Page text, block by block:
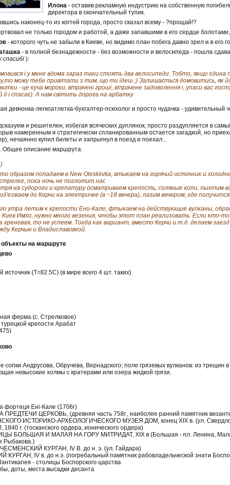
Илона- оставив рекламную индустрию на собственную
директора в окончательный тупик.
наконец-то из когтей города, просто сказал всему - ?прощай!?
не только городом и работой, а даже запавшими в его сердце болотами,
- которого чуть не забыли в Киеве, но видимо план побега давно зрел и в его
- в полной безнадежности - без возможности и велосипеда - пошла
спасибі ):
і у мене вдома зараз таки стоять два велосипеди. Тобто, якщо єдина
можу тебе привітати з тим, що ти їдеш ;) Залишається домовитись, як
- це куча мороки, втрачені гроші, втрачене задоволення і, упаси вас
її і спасає). А нам світить дорога на арбатку
девчонка-легкоатлетка-бухгалтер-психолог и просто чудачка -
и решителен, избегая всяческих дуплянок, просто раздупляется в
намеренным и стратегически спланированным остается загадкой, но
нечаянно купил билеты и запрыгнул в поезд и поехал...
Общее описание маршрута.
образом попадаем в New Oleskiivka, втыкаем на горячий источник и
пока ночь не поглотит нас
на судороги и крепатуру осматриваем крепость, соляные копи, пыхтим
до Керчи на электричке (в ~18 вечера), лазим вечером, где
утра летим к крепости Ени-Кале, фтыкаем на действующие вулканы,
Киев Имхо, нужно много везения, чтобы этот план реализовать. Если кто-
хреновая, то не успеем. Тогда как вариант, вместо Керчи и т.д. делаем
Керчью и Владиславовкой.
на маршруте
источник (Т=82.5С) (в мире всего 4 шт. таких)
ферма (с. Стрелковое)
турецкой крепости Арабат
сопки Андрусова, Обручева, Вернадского; поле грязевых вулканов: из
невысокие холмы с кратерами или озера жидкой грязи.
фортеця Ені-Кале (1706г)
ЦЕРКОВЬ, (древняя часть 758г., наиболее ранний памятник
ИСТОРИКО-АРХЕОЛОГИЧЕСКОГО МУЗЕЯ ДОМ, конец XIX в. (ул.
г. (тосканского ордера, ионического ордера)
БОЛЬШАЯ И МАЛАЯ НА ГОРУ МИТРИДАТ, XIX в (Большая - пл. Ленина,
Рыбакова.)
КУРГАН, IV В. до н. э. (ул. Гайдара)
КУРГАН, IV в. до н.э. (погребальный памятник рабовладельческой знати
- столицы Боспорского царства
доты, места высадки десанта